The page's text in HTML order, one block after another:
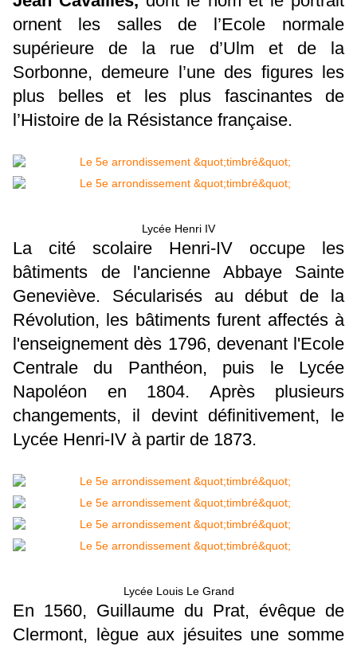
ornent les salles de l’Ecole normale
supérieure de la rue d’Ulm et de la
Sorbonne, demeure l’une des figures les
plus belles et les plus fascinantes de
l’Histoire de la Résistance française.
Lycée Henri IV
La cité scolaire Henri-IV occupe les
bâtiments de l'ancienne Abbaye Sainte
Geneviève. Sécularisés au début de la
Révolution, les bâtiments furent affectés à
l'enseignement dès 1796, devenant l'Ecole
Centrale du Panthéon, puis le Lycée
Napoléon en 1804. Après plusieurs
changements, il devint définitivement, le
Lycée Henri-IV à partir de 1873.
Lycée Louis Le Grand
En 1560, Guillaume du Prat, évêque de
Clermont, lègue aux jésuites une somme